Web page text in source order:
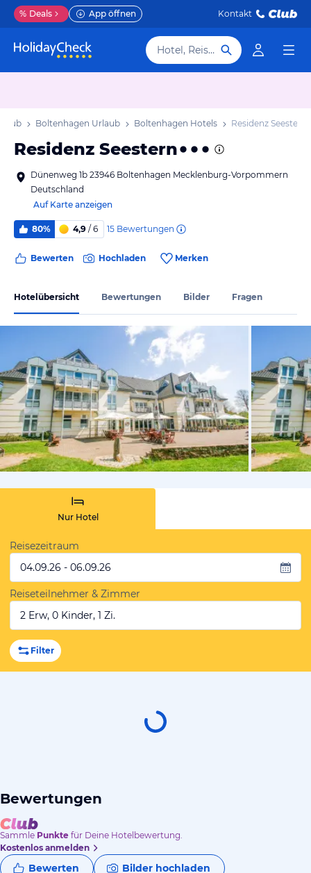
% Deals App öffnen Kontakt
Hotel, Reiseziel
Boltenhagen Urlaub Boltenhagen Hotels Residenz Seestern
Residenz Seestern
Dünenweg 1b 23946 Boltenhagen Mecklenburg-Vorpommern
Deutschland
Auf Karte anzeigen
80% 4,9 / 6 15 Bewertungen
Bewerten Hochladen Merken
Hotelübersicht Bewertungen Bilder Fragen
vom
Nur Hotel
Reisezeitraum
04.09.26 - 06.09.26
Reiseteilnehmer & Zimmer
2 Erw, 0 Kinder, 1 Zi.
Filter
Bewertungen
Sammle Punkte für Deine Hotelbewertung.
Kostenlos anmelden
Bewerten Bilder hochladen